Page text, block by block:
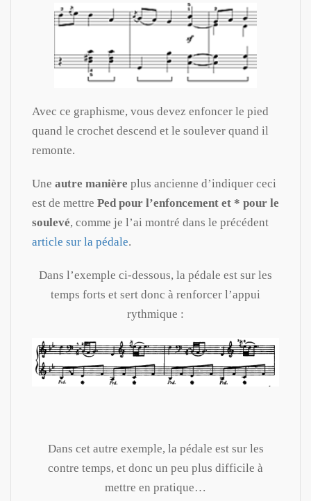
Avec ce graphisme, vous devez enfoncer le pied
quand le crochet descend et le soulever quand il
remonte.
Une autre manière plus ancienne d’indiquer ceci
est de mettre Ped pour l’enfoncement et * pour le
soulevé, comme je l’ai montré dans le précédent
article sur la pédale.
Dans l’exemple ci-dessous, la pédale est sur les
temps forts et sert donc à renforcer l’appui
rythmique :
Dans cet autre exemple, la pédale est sur les
contre temps, et donc un peu plus difficile à
mettre en pratique…